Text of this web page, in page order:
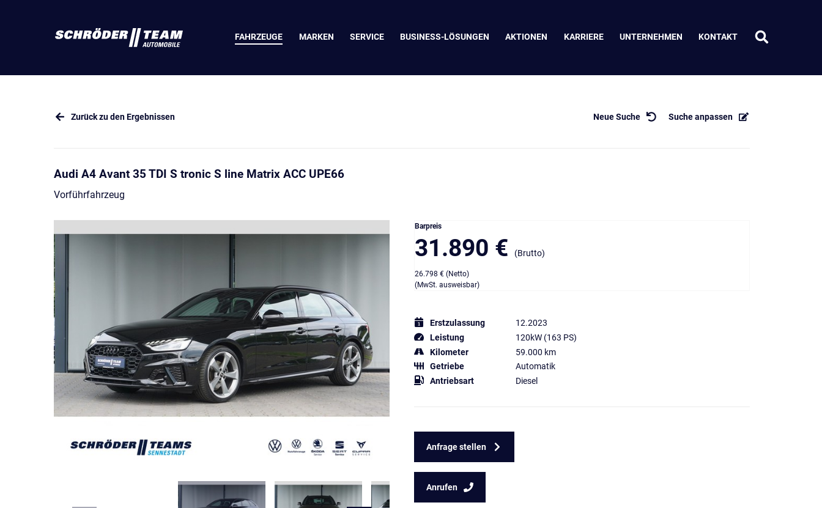
FAHRZEUGE MARKEN SERVICE BUSINESS-LÖSUNGEN AKTIONEN KARRIERE UNTERNEHMEN KONTAKT
Zurück zu den Ergebnissen Neue Suche Suche anpassen
Audi A4 Avant 35 TDI S tronic S line Matrix ACC UPE66
Vorführfahrzeug
Barpreis
31.890 € (Brutto)
26.798 € (Netto)
(MwSt. ausweisbar)
Erstzulassung
12.2023
Leistung
120kW (163 PS)
Kilometer
59.000 km
Getriebe
Automatik
Antriebsart
Diesel
Anfrage stellen
Anrufen